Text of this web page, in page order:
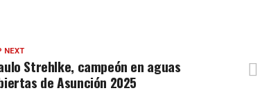
NEXT
Strehlke, campeón en aguas
de Asunción 2025